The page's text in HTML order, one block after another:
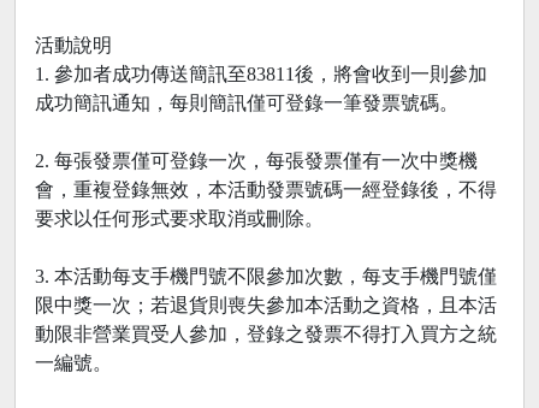
活動說明
1. 參加者成功傳送簡訊至83811後，將會收到一則參加
成功簡訊通知，每則簡訊僅可登錄一筆發票號碼。
2. 每張發票僅可登錄一次，每張發票僅有一次中獎機
會，重複登錄無效，本活動發票號碼一經登錄後，不得
要求以任何形式要求取消或刪除。
3. 本活動每支手機門號不限參加次數，每支手機門號僅
限中獎一次；若退貨則喪失參加本活動之資格，且本活
動限非營業買受人參加，登錄之發票不得打入買方之統
一編號。